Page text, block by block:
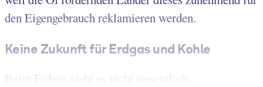
den Eigengebrauch reklamieren werden.
Keine Zukunft für Erdgas und Kohle
Beim Erdgas sieht es nicht wesentlich...